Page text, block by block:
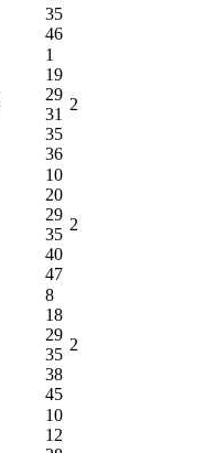
35
46
1
19
29
31
35
36
2
10
20
29
35
40
47
2
8
18
29
35
38
45
2
10
12